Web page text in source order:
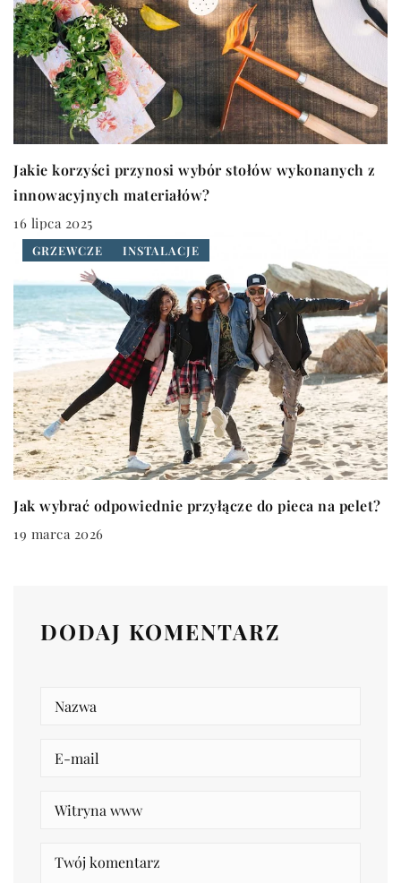
Jakie korzyści przynosi wybór stołów wykonanych z
innowacyjnych materiałów?
16 lipca 2025
GRZEWCZE INSTALACJE
Jak wybrać odpowiednie przyłącze do pieca na pelet?
19 marca 2026
DODAJ KOMENTARZ